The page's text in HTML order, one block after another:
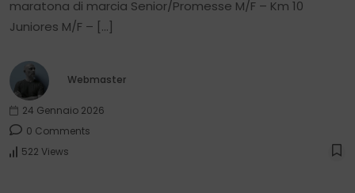
maratona di marcia Senior/Promesse M/F – Km 10
Juniores M/F – […]
Webmaster
24 Gennaio 2026
0 Comments
522 Views